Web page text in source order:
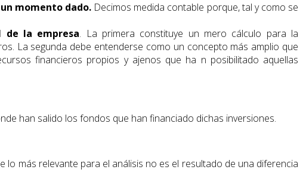
momento dado. Decimos medida contable porque, tal y como se
de la empresa. La primera constituye un mero cálculo para la
La segunda debe entenderse como un concepto más amplio que
financieros propios y ajenos que ha n posibilitado aquellas
han salido los fondos que han financiado dichas inversiones.
más relevante para el análisis no es el resultado de una diferencia